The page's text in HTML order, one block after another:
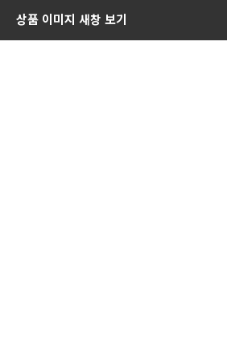
상품 이미지 새창 보기